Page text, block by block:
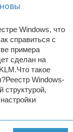
Windows, что
справиться с
примера
сделан на
такое
Windows-
структурой,